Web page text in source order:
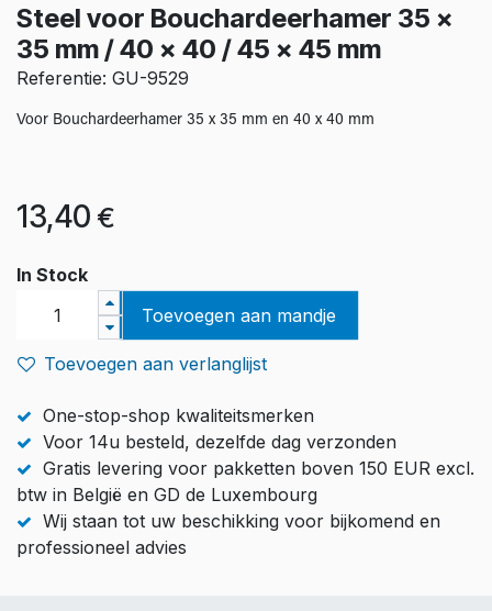
Steel voor Bouchardeerhamer 35 x
35 mm / 40 x 40 / 45 x 45 mm
Referentie: GU-9529
Voor Bouchardeerhamer 35 x 35 mm en 40 x 40 mm
13,40 €
In Stock
Toevoegen aan mandje
Toevoegen aan verlanglijst
One-stop-shop kwaliteitsmerken
Voor 14u besteld, dezelfde dag verzonden
Gratis levering voor pakketten boven 150 EUR excl.
btw in België en GD de Luxembourg
Wij staan tot uw beschikking voor bijkomend en
professioneel advies